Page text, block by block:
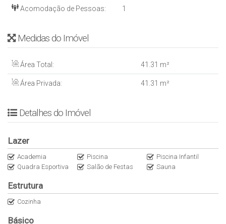
* ⁠Sala de reunião
* ⁠Quadra poliesportiva
– Área Privativa: 41,31 m²
– Data de entrega: Dez/28
– Incorporação: 18-31.005
Acomodação de Pessoas: 1
Medidas do Imóvel
Área Total: 41 .31 m²
Área Privada: 41 .31 m²
Detalhes do Imóvel
Lazer
Academia Piscina
Piscina Infantil
Quadra Esportiva
Salão de Festas Sauna
Estrutura
Cozinha
Básico